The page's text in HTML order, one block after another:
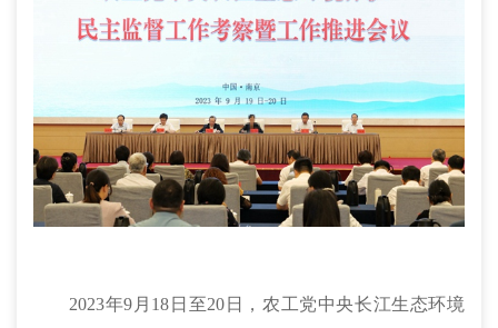
2023年9月18日至20日，农工党中央长江生态环境